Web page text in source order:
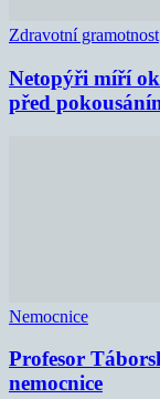
Zdravotní gramotnost
Netopýři míří
před
Nemocnice
Profesor
nemocnice